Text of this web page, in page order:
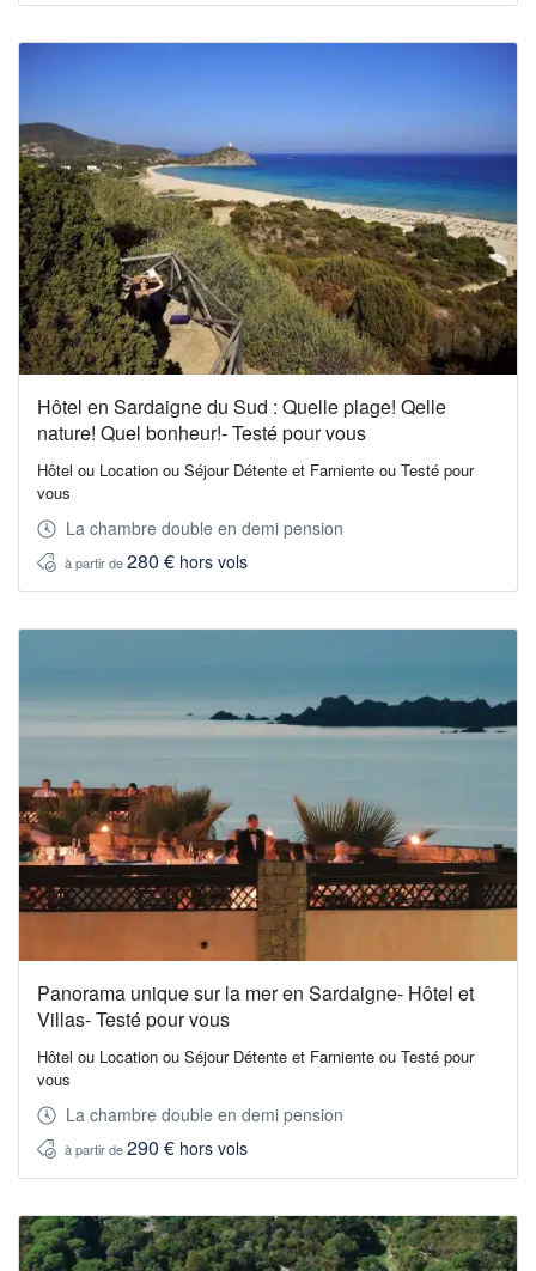
Hôtel en Sardaigne du Sud : Quelle plage! Qelle
nature! Quel bonheur!- Testé pour vous
Hôtel ou Location ou Séjour Détente et Farniente ou Testé pour
vous
La chambre double en demi pension
à partir de280 € hors vols
Panorama unique sur la mer en Sardaigne- Hôtel et
Villas- Testé pour vous
Hôtel ou Location ou Séjour Détente et Farniente ou Testé pour
vous
La chambre double en demi pension
à partir de290 € hors vols